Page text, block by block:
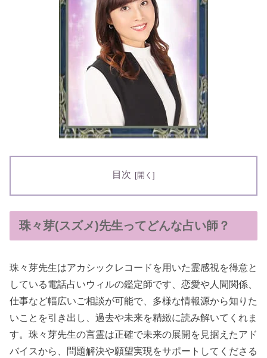
目次
珠々芽(スズメ)先生ってどんな占い師？
珠々芽先生はアカシックレコードを用いた霊感視を得意と
している電話占いウィルの鑑定師です、恋愛や人間関係、
仕事など幅広いご相談が可能で、多様な情報源から知りた
いことを引き出し、過去や未来を精緻に読み解いてくれま
す。珠々芽先生の言霊は正確で未来の展開を見据えたアド
バイスから、問題解決や願望実現をサポートしてくださる